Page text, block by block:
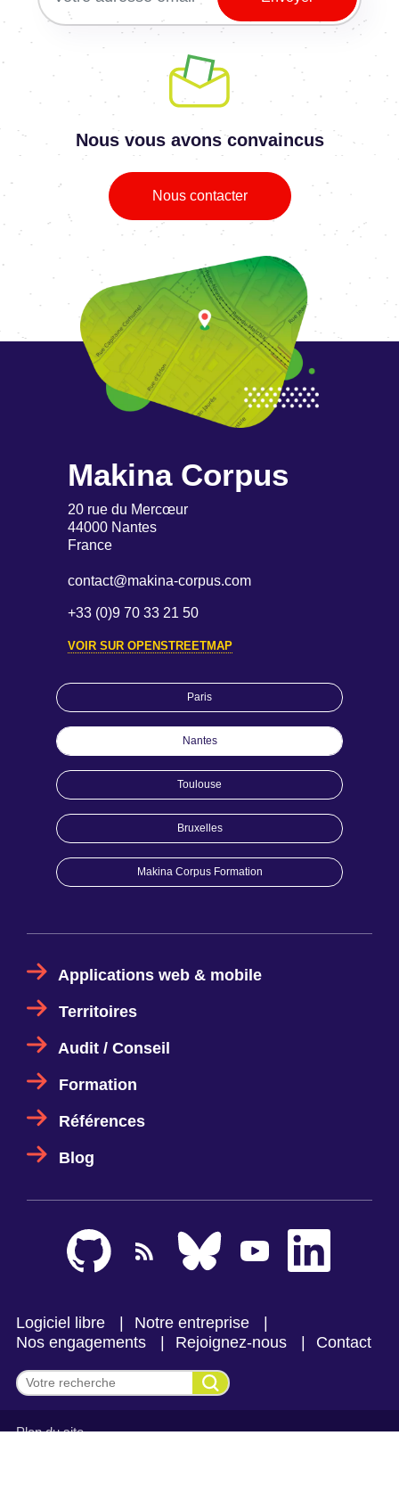
Nous vous avons convaincus
Nous contacter
Applications web & mobile
Territoires
Audit / Conseil
Formation
Références
Blog
Paris
Nantes
Toulouse
Bruxelles
Makina Corpus Formation
Makina Corpus
20 rue du Mercœur
44000 Nantes
France
contact@makina-corpus.com
+33 (0)9 70 33 21 50
VOIR SUR OPENSTREETMAP
Logiciel libre
Notre entreprise
Nos engagements
Rejoignez-nous Contact
Effectuer une recherche
Plan du site